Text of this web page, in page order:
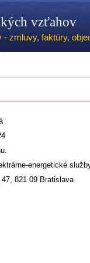
vzťahov
zmluvy, faktúry,
energetické
821 09 Bratislava